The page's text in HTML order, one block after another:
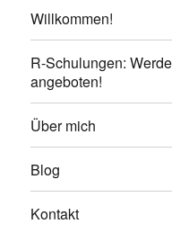
Willkommen!
R-Schulungen:
angeboten!
Über mich
Blog
Kontakt